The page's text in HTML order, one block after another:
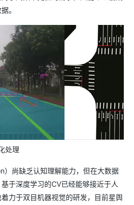
。
处理
）尚缺乏认知理解能力，但在大数据
于深度学习的CV已经能够接近于人
力于双目机器视觉的研发，目前星舆